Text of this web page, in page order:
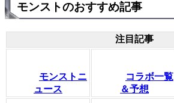
モンストのおすすめ記事
注目記事
モンストニ
ュース
コラボ一覧
＆予想